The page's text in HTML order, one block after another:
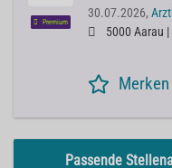
Premium
30.07.2026,
5000 Aarau
Merken
Passende